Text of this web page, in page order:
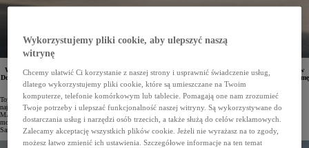
We wszystkich salonach Toyoty oraz Toyota Professional w Polsce startują Dni Otwarte Samochodów
Dostawczych, które potrwają do 5 października. Klienci po raz pierwszy będą mogli zobaczyć całą gamę
aut z rodziny PROACE, w tym najnowszy model PROACE MAX.
Toyota Professional może uznać rok 2024 za wyjątkowy. Przede wszystkim marka odnowiła cieszące się
największą popularnością modele PROACE CITY i PROACE, a także wzbogaciła ofertę o vana PROACE
MAX, który stanowi debiut Toyoty w kategorii największych pojazdów dostawczych. Pełną gamę nowych
modeli, wraz z niezawodnym pick-upem Toyotą Hilux, można obejrzeć podczas trwających Dni Otwartych
Samochodów Dostawczych.
Wykorzystujemy pliki cookie, aby ulepszyć naszą
witrynę
Chcemy ułatwić Ci korzystanie z naszej strony i usprawnić świadczenie usług,
dlatego wykorzystujemy pliki cookie, które są umieszczane na Twoim
komputerze, telefonie komórkowym lub tablecie. Pomagają one nam zrozumieć
Twoje potrzeby i ulepszać funkcjonalność naszej witryny. Są wykorzystywane do
dostarczania usług i narzędzi osób trzecich, a także służą do celów reklamowych.
Zalecamy akceptację wszystkich plików cookie. Jeżeli nie wyrażasz na to zgody,
możesz łatwo zmienić ich ustawienia. Szczegółowe informacje na ten temat